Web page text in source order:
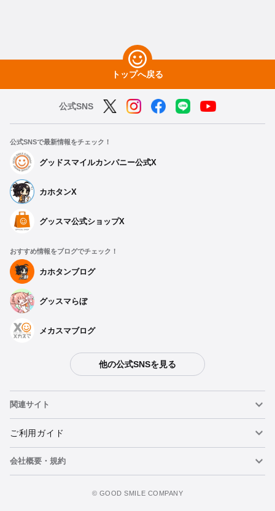
トップへ戻る
公式SNS
公式SNSで最新情報をチェック！
グッドスマイルカンパニー公式X
カホタンX
グッスマ公式ショップX
おすすめ情報をブログでチェック！
カホタンブログ
グッスマらぼ
メカスマブログ
他の公式SNSを見る
関連サイト
ねんどろいど
ねんどろいどフェイスメーカー
ご利用ガイド
重要なお知らせ
会社概要・規約
©️ GOOD SMILE COMPANY